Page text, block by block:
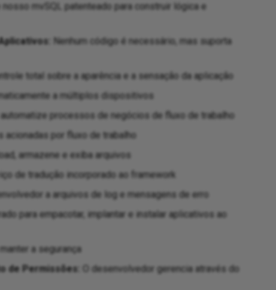
nosso mvSQL patenteado para construir lógica e
Nenhum código é necessário, mas suporta
total sobre a aparência e a sensação da aplicação
a múltiplos dispositivos
processos de negócios de fluxo de trabalho
acionadas por fluxo de trabalho
armazene e exiba arquivos
de tradução incorporado ao framework
a arquivos de log e mensagens de erro
para empacotar, implantar e instalar aplicativos ao
a segurança
de Permissões:
O desenvolvedor gerencia através do